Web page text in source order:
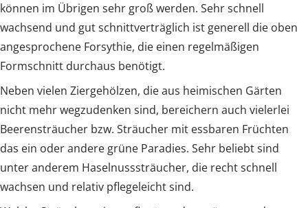
können im Übrigen sehr groß werden. Sehr schnell
wachsend und gut schnittverträglich ist generell die oben
angesprochene Forsythie, die einen regelmäßigen
Formschnitt durchaus benötigt.
Neben vielen Ziergehölzen, die aus heimischen Gärten
nicht mehr wegzudenken sind, bereichern auch vielerlei
Beerensträucher bzw. Sträucher mit essbaren Früchten
das ein oder andere grüne Paradies. Sehr beliebt sind
unter anderem Haselnusssträucher, die recht schnell
wachsen und relativ pflegeleicht sind.